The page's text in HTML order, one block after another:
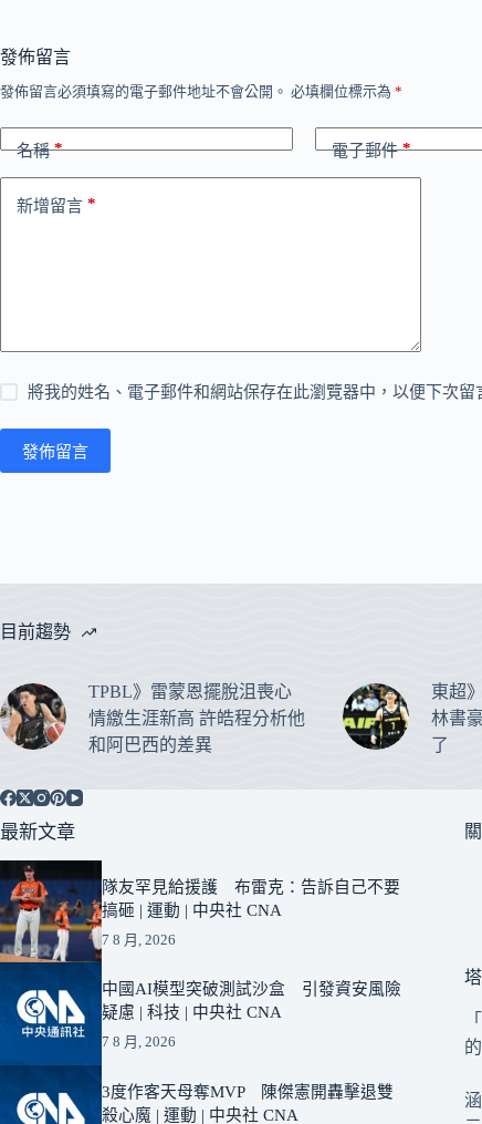
發佈留言
發佈留言必須填寫的電子郵件地址不會公開。 必填欄位標示為 *
名稱* 電子郵件*
新增留言 *
將我的姓名、電子郵件和網站保存在此瀏覽器中，以便下次留
發佈留言
目前趨勢
TPBL》雷蒙恩擺脫沮喪心
情繳生涯新高 許皓程分析他
和阿巴西的差異
東超
林書
了
最新文章
隊友罕見給援護 布雷克：告訴自己不要
搞砸 | 運動 | 中央社 CNA
7 8 月, 2026
中國AI模型突破測試沙盒 引發資安風險
疑慮 | 科技 | 中央社 CNA
7 8 月, 2026
3度作客天母奪MVP 陳傑憲開轟擊退雙
殺心魔 | 運動 | 中央社 CNA